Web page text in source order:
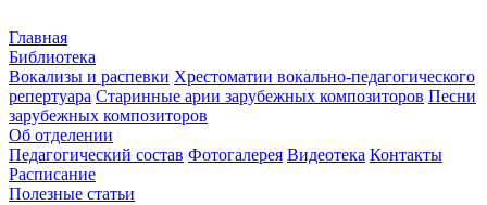
Главная
Библиотека
Вокализы и распевки Хрестоматии вокально-педагогического
репертуара Старинные арии зарубежных композиторов Песни
зарубежных композиторов
Об отделении
Педагогический состав Фотогалерея Видеотека Контакты
Расписание
Полезные статьи